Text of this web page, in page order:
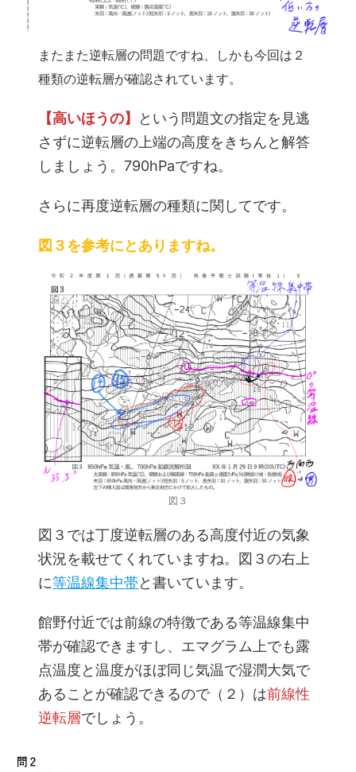
またまた逆転層の問題ですね、しかも今回は２
種類の逆転層が確認されています。
【高いほうの】
という問題文の指定を見逃
さずに逆転層の上端の高度をきちんと解答
しましょう。790hPaですね。
さらに再度逆転層の種類に関してです。
図３を参考にとありますね。
図３
図３では丁度逆転層のある高度付近の気象
状況を載せてくれていますね。図３の右上
に等温線集中帯と書いています。
館野付近では前線の特徴である等温線集中
帯が確認できますし、エマグラム上でも露
点温度と温度がほぼ同じ気温で湿潤大気で
あることが確認できるので（２）は前線性
逆転層でしょう。